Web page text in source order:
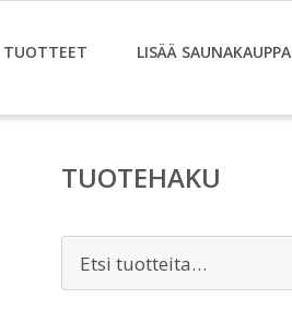
TUOTTEET LISÄÄ SAUNAKAUPPA
TUOTEHAKU